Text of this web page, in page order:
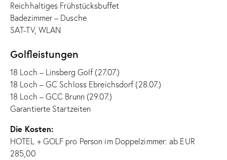
Reichhaltiges Frühstücksbuffet
Badezimmer – Dusche
SAT-TV, WLAN
Golfleistungen
18 Loch – Linsberg Golf (27.07.)
18 Loch – GC Schloss Ebreichsdorf (28.07.)
18 Loch – GCC Brunn (29.07.)
Garantierte Startzeiten
Die Kosten:
HOTEL + GOLF pro Person im Doppelzimmer: ab EUR
285,00